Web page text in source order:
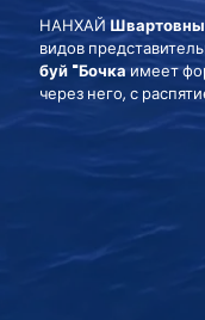
НАНХАЙ
видов
буй "Бочкаимеет
через него, с